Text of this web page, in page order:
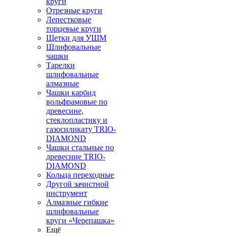
Отрезные круги
Лепестковые
торцевые круги
Щетки для УШМ
Шлифовальные
чашки
Тарелки
шлифовальные
алмазные
Чашки карбид
вольфрамовые по
древесине,
стеклопластику и
газосиликату TRIO-
DIAMOND
Чашки стальные по
древесине TRIO-
DIAMOND
Кольца переходные
Другой зачистной
инструмент
Алмазные гибкие
шлифовальные
круги «Черепашка»
Ещё